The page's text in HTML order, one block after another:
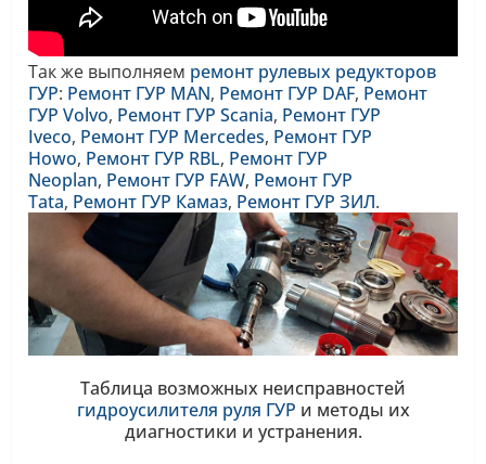
Так же выполняем ремонт рулевых редукторов
ГУР: Ремонт ГУР MAN, Ремонт ГУР DAF, Ремонт
ГУР Volvo, Ремонт ГУР Scania, Ремонт ГУР
Iveco, Ремонт ГУР Mercedes, Ремонт ГУР
Howo, Ремонт ГУР RBL, Ремонт ГУР
Neoplan, Ремонт ГУР FAW, Ремонт ГУР
Tata, Ремонт ГУР Камаз, Ремонт ГУР ЗИЛ.
Таблица возможных неисправностей
гидроусилителя руля ГУР и методы их
диагностики и устранения.